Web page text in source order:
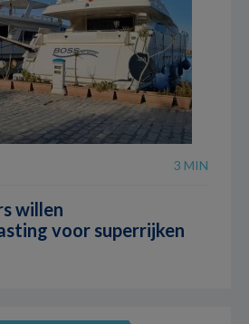
3 MIN
willen
voor superrijken